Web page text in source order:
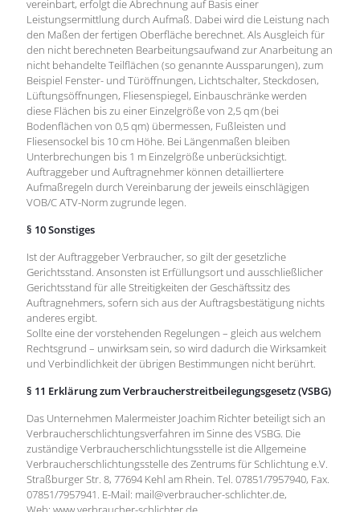
vereinbart, erfolgt die Abrechnung auf Basis einer
Leistungsermittlung durch Aufmaß. Dabei wird die Leistung nach
den Maßen der fertigen Oberfläche berechnet. Als Ausgleich für
den nicht berechneten Bearbeitungsaufwand zur Anarbeitung an
nicht behandelte Teilflächen (so genannte Aussparungen), zum
Beispiel Fenster- und Türöffnungen, Lichtschalter, Steckdosen,
Lüftungsöffnungen, Fliesenspiegel, Einbauschränke werden
diese Flächen bis zu einer Einzelgröße von 2,5 qm (bei
Bodenflächen von 0,5 qm) übermessen, Fußleisten und
Fliesensockel bis 10 cm Höhe. Bei Längenmaßen bleiben
Unterbrechungen bis 1 m Einzelgröße unberücksichtigt.
Auftraggeber und Auftragnehmer können detailliertere
Aufmaßregeln durch Vereinbarung der jeweils einschlägigen
VOB/C ATV-Norm zugrunde legen.
§ 10 Sonstiges
Ist der Auftraggeber Verbraucher, so gilt der gesetzliche
Gerichtsstand. Ansonsten ist Erfüllungsort und ausschließlicher
Gerichtsstand für alle Streitigkeiten der Geschäftssitz des
Auftragnehmers, sofern sich aus der Auftragsbestätigung nichts
anderes ergibt.
Sollte eine der vorstehenden Regelungen – gleich aus welchem
Rechtsgrund – unwirksam sein, so wird dadurch die Wirksamkeit
und Verbindlichkeit der übrigen Bestimmungen nicht berührt.
§ 11 Erklärung zum Verbraucherstreitbeilegungsgesetz (VSBG)
Das Unternehmen Malermeister Joachim Richter beteiligt sich an
Verbraucherschlichtungsverfahren im Sinne des VSBG. Die
zuständige Verbraucherschlichtungsstelle ist die Allgemeine
Verbraucherschlichtungsstelle des Zentrums für Schlichtung e.V.
Straßburger Str. 8, 77694 Kehl am Rhein. Tel. 07851/7957940, Fax.
07851/7957941. E-Mail: mail@verbraucher-schlichter.de,